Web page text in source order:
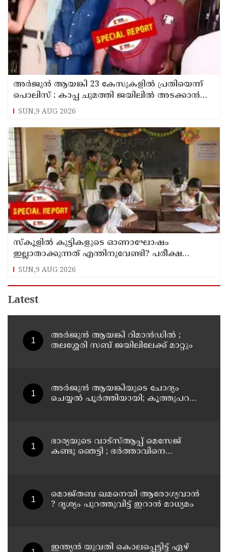
അര്‍ജുന്‍ ആയങ്കി 23 കേസുകളില്‍ പ്രതിയെന്ന്
പൊലിസ് : കാപ്പ ചുമത്തി ജയിലില്‍ അടക്കാന്‍
നീക്കം
SUN,9 AUG 2026
സ്‌കൂളില്‍ കുട്ടികളുടെ ഓണാഘോഷം
ഇല്ലാതാക്കുന്നത് എന്തിനുവേണ്ടി? പരീക്ഷ
ഷെഡ്യൂള്‍ മാറ്റിയത് തിരുത്തുമോ?
SUN,9 AUG 2026
Latest
അര്‍ജുന്‍ ആയങ്കി റിമാന്‍ഡില്‍ ;
തലശ്ശേരി സബ് ജയിലിലേക്ക് മാറ്റും
അര്‍ജുന്‍ ആയങ്കിയുടെ ചോദ്യം
ചെയ്യല്‍ പൂര്‍ത്തിയായി; കൂത്തുപറമ്പ്
ഭാര്യയുടെ വാട്സ്ആപ്പ് മെസേജ്
കണ്ടു ഞെട്ടി ; ഭര്‍ത്താവിനെ
യുവതിയും സുഹൃത്തും ഒളിവില്‍
മൊജ്തബ ഖമനെയി ആരോഗ്യവാന്‍
? ദൃശ്യം പുറത്തുവിട്ട് ഇറാന്‍ മാധ്യമം
ഇന്ത്യന്‍ യുവതി കൊലപ്പെട്ടിട്ട് ഏഴ്